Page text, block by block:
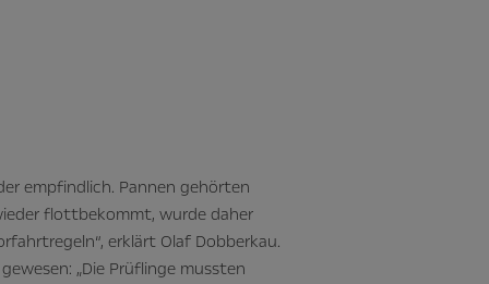
empfindlich. Pannen gehörten
flottbekommt, wurde daher
erklärt Olaf Dobberkau.
„Die Prüflinge mussten